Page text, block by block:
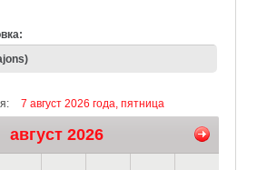
7 август 2026 года, пятница
август 2026